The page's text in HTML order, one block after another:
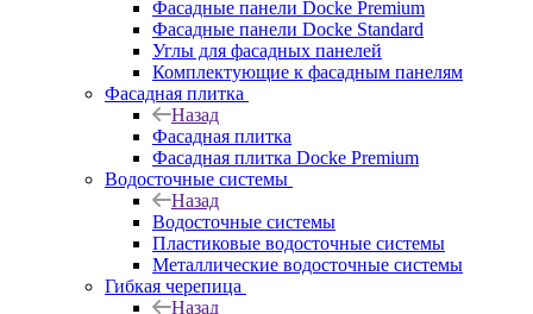
Фасадные панели Docke Premium
Фасадные панели Docke Standard
Углы для фасадных панелей
Комплектующие к фасадным панелям
Фасадная плитка
Назад
Фасадная плитка
Фасадная плитка Docke Premium
Водосточные системы
Назад
Водосточные системы
Пластиковые водосточные системы
Металлические водосточные системы
Гибкая черепица
Назад